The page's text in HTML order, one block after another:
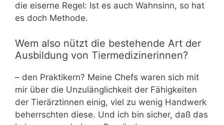
die eiserne Regel: Ist es auch Wahnsinn, so hat
es doch Methode.
Wem also nützt die bestehende Art der
Ausbildung von Tiermedizinerinnen?
– den Praktikern? Meine Chefs waren sich mit
mir über die Unzulänglichkeit der Fähigkeiten
der Tierärztinnen einig, viel zu wenig Handwerk
beherrschten diese. Und ich bin sicher, daß das